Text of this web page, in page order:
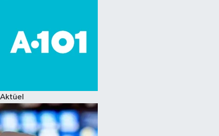
Aktüel